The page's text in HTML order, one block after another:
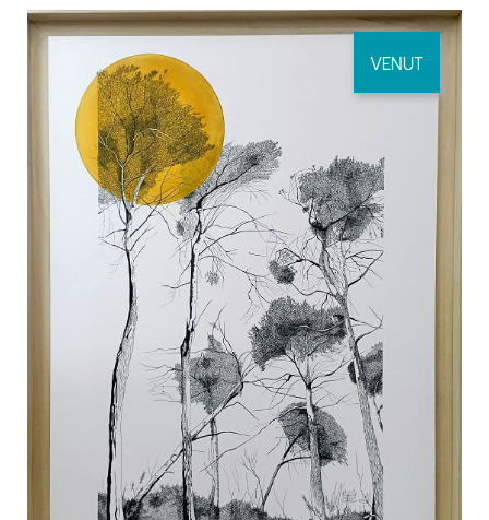
VENUT